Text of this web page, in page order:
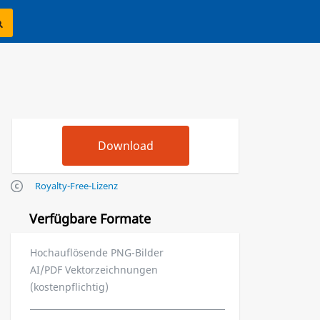
Royalty-Free-Lizenz
Verfügbare Formate
Hochauflösende PNG-Bilder
AI/PDF Vektorzeichnungen
(kostenpflichtig)